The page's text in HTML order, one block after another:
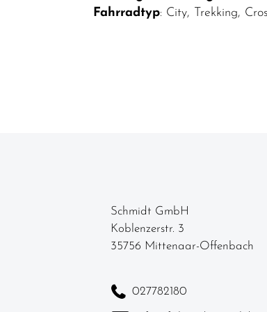
Fahrradtyp: City, Trekking,
Schmidt GmbH
Koblenzerstr. 3
35756 Mittenaar-Offenbach
027782180